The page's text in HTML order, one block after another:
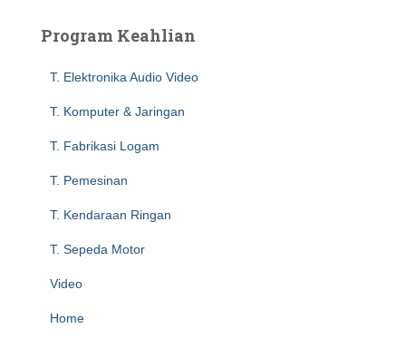
h
Program Keahlian
T. Elektronika Audio Video
T. Komputer & Jaringan
T. Fabrikasi Logam
T. Pemesinan
T. Kendaraan Ringan
T. Sepeda Motor
Video
Home